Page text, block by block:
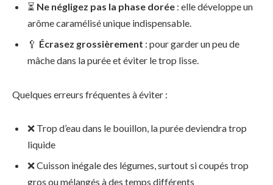
⏳ Ne négligez pas la phase dorée : elle développe un
arôme caramélisé unique indispensable.
🥄 Écrasez grossièrement : pour garder un peu de
mâche dans la purée et éviter le trop lisse.
Quelques erreurs fréquentes à éviter :
❌ Trop d’eau dans le bouillon, la purée deviendra trop
liquide
❌ Cuisson inégale des légumes, surtout si coupés trop
gros ou mélangés à des temps différents